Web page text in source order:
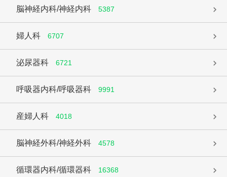
脳神経内科/神経内科 5387
婦人科 6707
泌尿器科 6721
呼吸器内科/呼吸器科 9991
産婦人科 4018
脳神経外科/神経外科 4578
循環器内科/循環器科 16368